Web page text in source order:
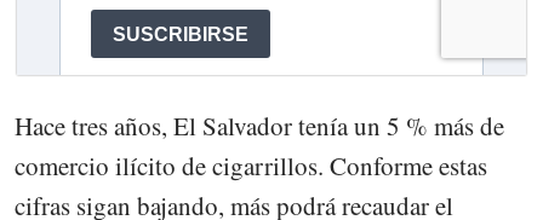
Hace tres años, El Salvador tenía un 5 % más de
comercio ilícito de cigarrillos. Conforme estas
cifras sigan bajando, más podrá recaudar el